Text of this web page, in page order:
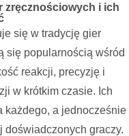
zręcznościowych i ich
się w tradycję gier
się popularnością wśród
reakcji, precyzję i
w krótkim czasie. Ich
każdego, a jednocześnie
graczy.